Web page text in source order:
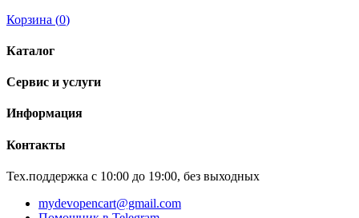
Корзина (0)
Каталог
Сервис и услуги
Информация
Контакты
Тех.поддержка с 10:00 до 19:00, без выходных
mydevopencart@gmail.com